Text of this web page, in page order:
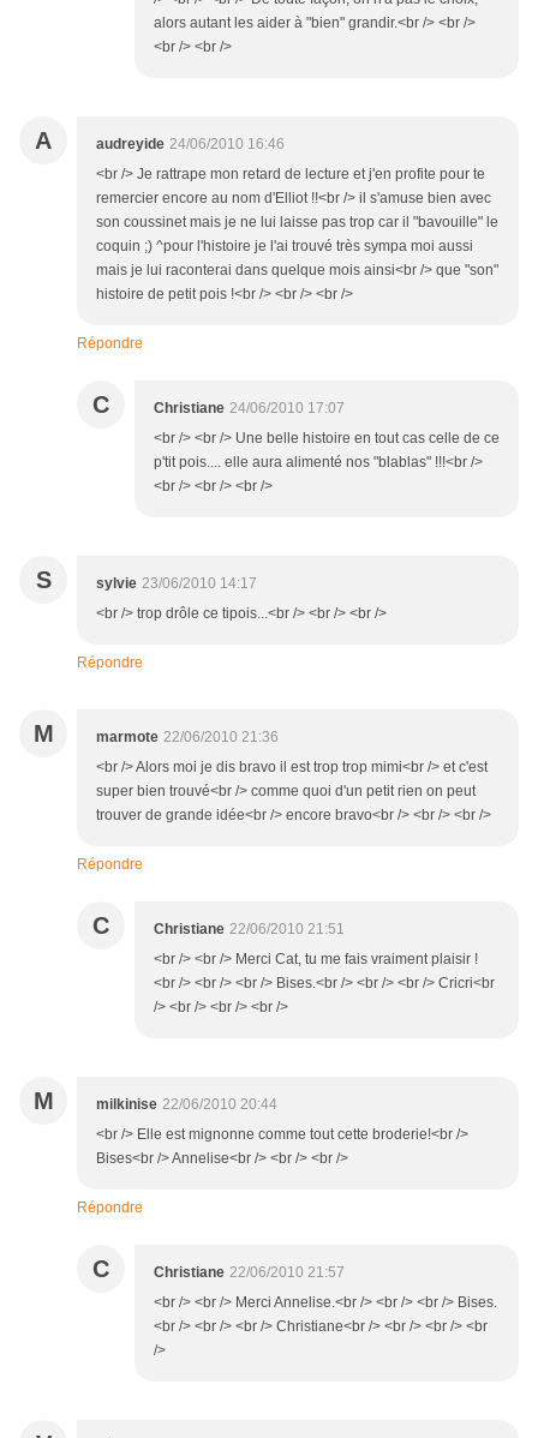
alors autant les aider à "bien" grandir.<br /> <br />
<br /> <br />
A audreyide 24/06/2010 16:46
<br /> Je rattrape mon retard de lecture et j'en profite pour te
remercier encore au nom d'Elliot !!<br /> il s'amuse bien avec
son coussinet mais je ne lui laisse pas trop car il "bavouille" le
coquin ;) ^pour l'histoire je l'ai trouvé très sympa moi aussi
mais je lui raconterai dans quelque mois ainsi<br /> que "son"
histoire de petit pois !<br /> <br /> <br />
Répondre
C Christiane 24/06/2010 17:07
<br /> <br /> Une belle histoire en tout cas celle de ce
p'tit pois.... elle aura alimenté nos "blablas" !!!<br />
<br /> <br /> <br />
S sylvie 23/06/2010 14:17
<br /> trop drôle ce tipois...<br /> <br /> <br />
Répondre
M marmote 22/06/2010 21:36
<br /> Alors moi je dis bravo il est trop trop mimi<br /> et c'est
super bien trouvé<br /> comme quoi d'un petit rien on peut
trouver de grande idée<br /> encore bravo<br /> <br /> <br />
Répondre
C Christiane 22/06/2010 21:51
<br /> <br /> Merci Cat, tu me fais vraiment plaisir !
<br /> <br /> <br /> Bises.<br /> <br /> <br /> Cricri<br
/> <br /> <br /> <br />
M milkinise 22/06/2010 20:44
<br /> Elle est mignonne comme tout cette broderie!<br />
Bises<br /> Annelise<br /> <br /> <br />
Répondre
C Christiane 22/06/2010 21:57
<br /> <br /> Merci Annelise.<br /> <br /> <br /> Bises.
<br /> <br /> <br /> Christiane<br /> <br /> <br /> <br
/>